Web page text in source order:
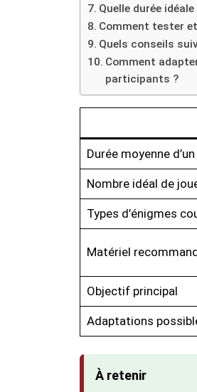
Quelle durée
Comment tester
Quels conseils
Comment
participants ?
Durée moyenne
Nombre idéal de
Types d’énigmes
Matériel
Objectif principal
Adaptations
À retenir